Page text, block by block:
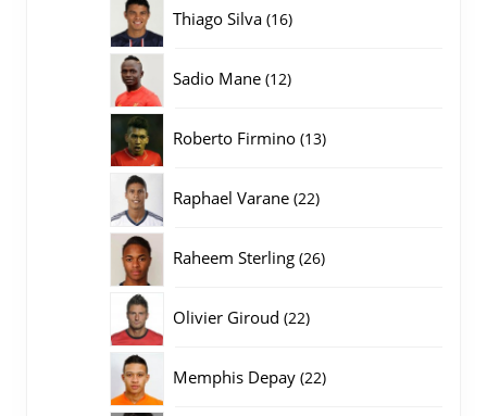
Thiago Silva 1616
Sadio Mane 1212
Roberto Firmino 1313
Raphael Varane 2222
Raheem Sterling 2626
Olivier Giroud 2222
Memphis Depay 2222